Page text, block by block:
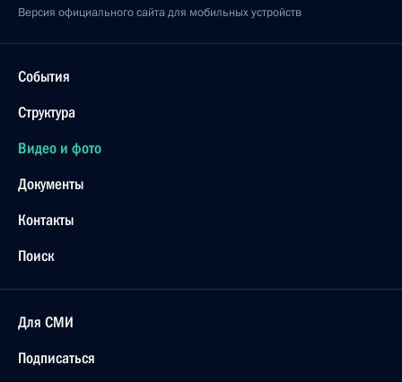
Версия официального сайта для мобильных устройств
События
Структура
Видео и фото
Документы
Контакты
Поиск
Для СМИ
Подписаться